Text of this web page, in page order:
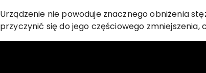
Urządzenie nie powoduje znacznego obniżenia
przyczynić się do jego częściowego